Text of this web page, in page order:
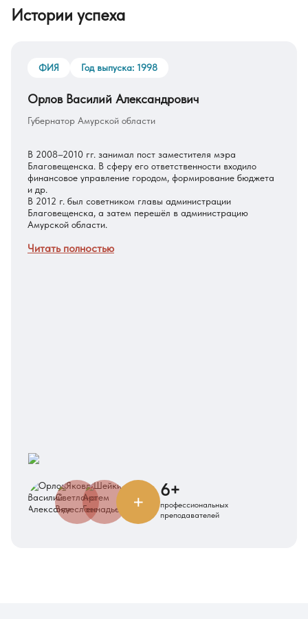
Истории успеха
ФИЯ Год выпуска: 1998
Орлов Василий Александрович
Губернатор Амурской области
В 2008–2010 гг. занимал пост заместителя мэра
Благовещенска. В сферу его ответственности входило
финансовое управление городом, формирование бюджета
и др.
В 2012 г. был советником главы администрации
Благовещенска, а затем перешёл в администрацию
Амурской области.
Читать полностью
+ 6+
профессиональных
преподавателей